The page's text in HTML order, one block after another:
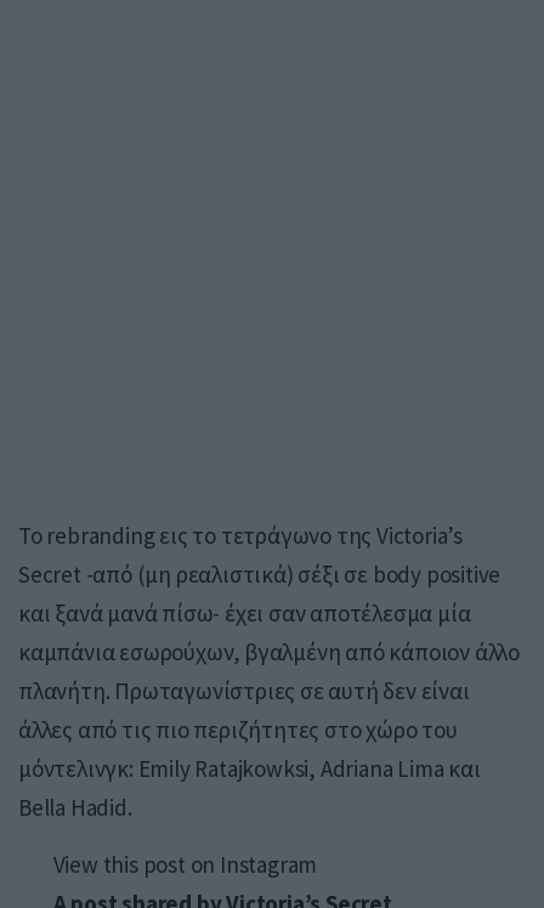
Το rebranding εις το τετράγωνο της Victoria’s
Secret -από (μη ρεαλιστικά) σέξι σε body positive
και ξανά μανά πίσω- έχει σαν αποτέλεσμα μία
καμπάνια εσωρούχων, βγαλμένη από κάποιον άλλο
πλανήτη. Πρωταγωνίστριες σε αυτή δεν είναι
άλλες από τις πιο περιζήτητες στο χώρο του
μόντελινγκ: Emily Ratajkowksi, Adriana Lima και
Bella Hadid.
View this post on Instagram